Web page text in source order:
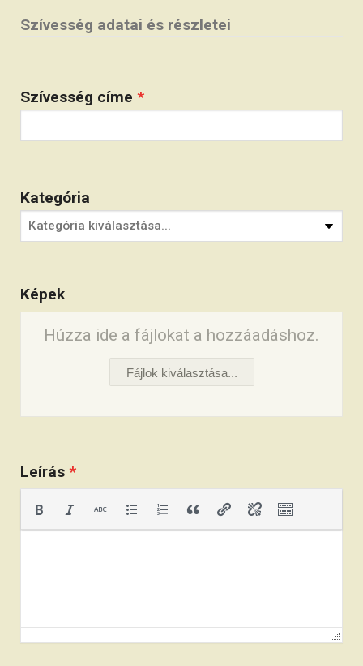
Szívesség adatai és részletei
Szívesség címe *
Kategória
Képek
Húzza ide a fájlokat a hozzáadáshoz.
Fájlok kiválasztása...
Leírás *